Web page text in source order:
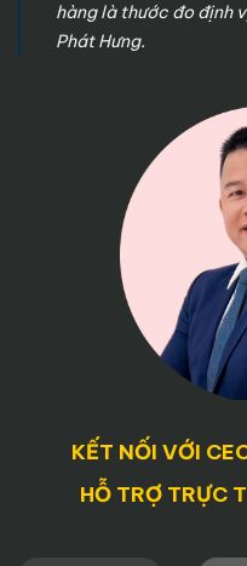
hàng là thước đo định
Phát Hưng.
KẾT NỐI VỚI
HỖ TRỢ TRỰC